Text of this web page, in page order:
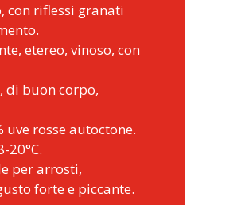
con riflessi granati
etereo, vinoso, con
di buon corpo,
uve rosse autoctone.
20°C.
per arrosti,
forte e piccante.